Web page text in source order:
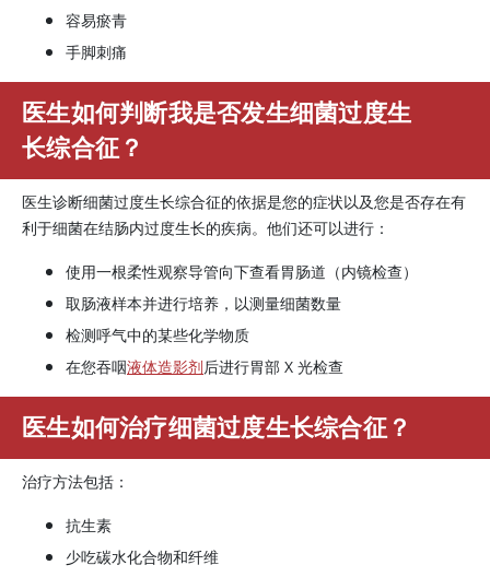
容易瘀青
手脚刺痛
医生如何判断我是否发生细菌过度生
长综合征？
医生诊断细菌过度生长综合征的依据是您的症状以及您是否存在有
利于细菌在结肠内过度生长的疾病。他们还可以进行：
使用一根柔性观察导管向下查看胃肠道（内镜检查）
取肠液样本并进行培养，以测量细菌数量
检测呼气中的某些化学物质
在您吞咽液体造影剂后进行胃部 X 光检查
医生如何治疗细菌过度生长综合征？
治疗方法包括：
抗生素
少吃碳水化合物和纤维